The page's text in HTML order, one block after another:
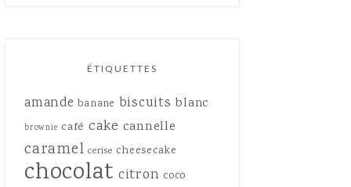
ÉTIQUETTES
amande banane biscuits blanc
brownie café cake cannelle
caramel cerise cheesecake
chocolat citron coco